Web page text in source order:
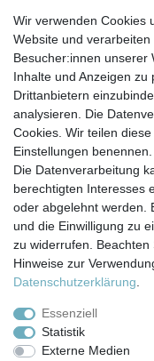
mm
Lieferumfang:
10 Meter
Impressum
Wir verwenden Cookies
Website und
Besucher:innen unserer
Inhalte und Anzeigen zu
Drittanbietern
analysieren. Die
Cookies. Wir teilen
Einstellungen benennen.
Die Datenverarbeitung
berechtigten Interesses
oder abgelehnt werden.
und die Einwilligung zu
zu widerrufen. Beachten
Hinweise zur
Daten­schutz­erklärung
Essenziell
Statistik
Externe Medien